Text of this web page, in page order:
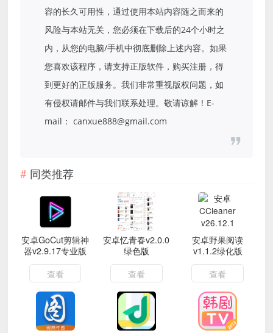
容的长久可用性，通过使用本站内容随之而来的
风险与本站无关，您必须在下载后的24个小时之
内，从您的电脑/手机中彻底删除上述内容。如果
您喜欢该程序，请支持正版软件，购买注册，得
到更好的正版服务。我们非常重视版权问题，如
有侵权请邮件与我们联系处理。敬请谅解！E-
mail： canxue888@gmail.com
同类推荐
安卓GoCut剪辑神
器v2.9.17专业版
查看
安卓忆青春v2.0.0
绿色版
查看
安卓野果阅读
v1.1.2绿化版
查看